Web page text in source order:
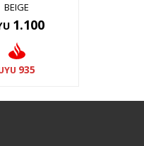
BEIGE
1.100
935